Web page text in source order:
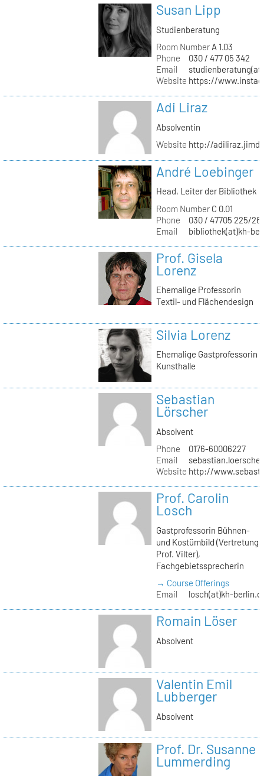
Susan Lipp
Studienberatung
Room NumberA 1.03
Phone
030 / 477 05 342
Email
Website https://
Adi Liraz
Absolventin
Website http://
André Loebinger
Head, Leiter der Bibliothek
Room NumberC 0.01
Phone
030 / 47705 225/
Email
bibliothek(at)kh-
Prof. Gisela
Lorenz
Ehemalige Professorin
Textil- und Flächendesign
Silvia Lorenz
Ehemalige Gastprofessorin
Kunsthalle
Sebastian
Lörscher
Absolvent
Phone
0176-60006227
Email
Website http://
Prof. Carolin
Losch
Gastprofessorin Bühnen-
und Kostümbild (Vertretung
Prof. Vilter),
Fachgebietssprecherin
→ Course Offerings
Email
losch(at)kh-
Romain Löser
Absolvent
Valentin Emil
Lubberger
Absolvent
Prof. Dr. Susanne
Lummerding